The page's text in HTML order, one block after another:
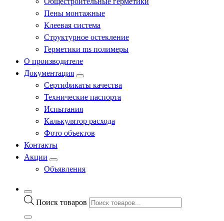
Пены монтажные
Клеевая система
Структурное остекление
Герметики ms полимеры
О производителе
Документация
Сертификаты качества
Технические паспорта
Испытания
Калькулятор расхода
Фото объектов
Контакты
Акции
Объявления
Поиск товаров